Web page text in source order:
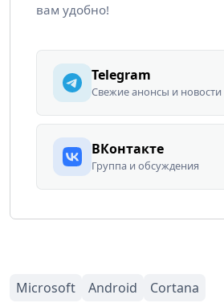
вам удобно!
Telegram
Свежие анонсы и новости
ВКонтакте
Группа и обсуждения